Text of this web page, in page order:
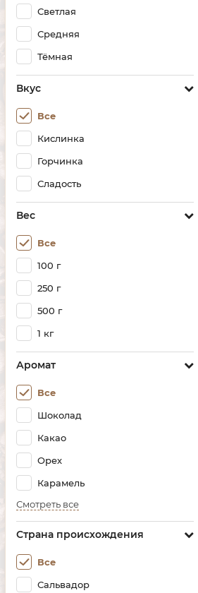
Светлая
Средняя
Тёмная
Вкус
Все
Кислинка
Горчинка
Сладость
Вес
Все
100 г
250 г
500 г
1 кг
Аромат
Все
Шоколад
Какао
Орех
Карамель
Смотреть все
Страна происхождения
Все
Сальвадор